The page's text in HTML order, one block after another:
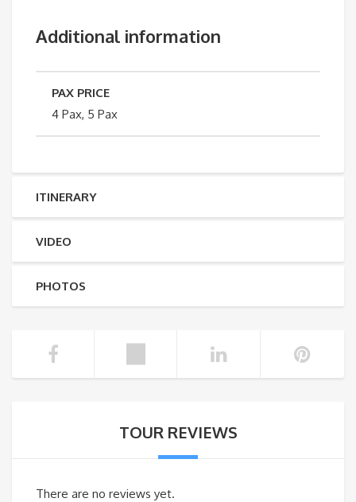
Additional information
PAX PRICE
4 Pax, 5 Pax
ITINERARY
VIDEO
PHOTOS
TOUR REVIEWS
There are no reviews yet.